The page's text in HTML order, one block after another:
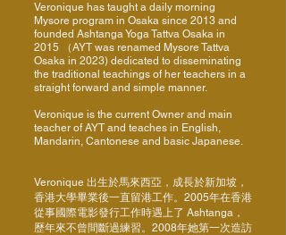
Veronique has taught a daily morning
Mysore program in Osaka since 2013 and
founded Ashtanga Yoga Tattva Osaka in
2015 （AYT was renamed Mysore Tattva
Osaka in 2023) dedicated to disseminating
the traditional teachings of her teachers in a
straight forward and simple manner.
Veronique is the current Owner and main
teacher of AYT and teaches in English,
Mandarin, Cantonese and basic Japanese.
Veronique 出生於馬來西亞，成長於新加坡，
香港大學畢業後一直留港工作。2005年在香港
從事國際電影發行工作時遇上了 Ashtanga，
歷年來不曾間斷過練習。2008年她第一次造訪